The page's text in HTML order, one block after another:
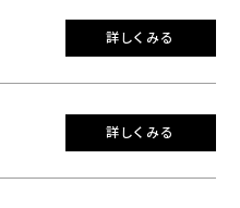
詳しくみる
詳しくみる